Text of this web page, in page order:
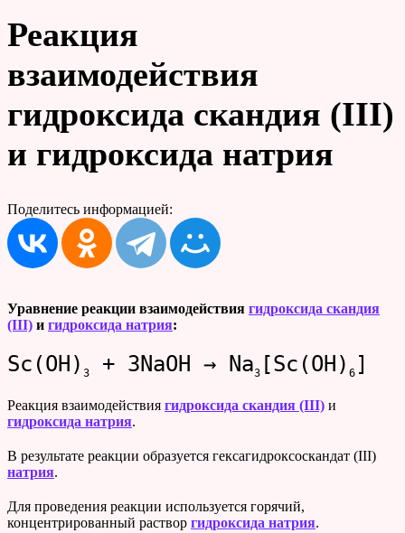
Реакция
взаимодействия
гидроксида скандия (III)
и гидроксида натрия
Поделитесь информацией:
Уравнение реакции взаимодействия гидроксида скандия
(III) и гидроксида натрия:
Sc(OH) 3 + 3NaOH → Na3 [Sc(OH) 6 ]
Реакция взаимодействия гидроксида скандия (III) и
гидроксида натрия.
В результате реакции образуется гексагидроксоскандат (III)
натрия.
Для проведения реакции используется горячий,
концентрированный раствор гидроксида натрия.